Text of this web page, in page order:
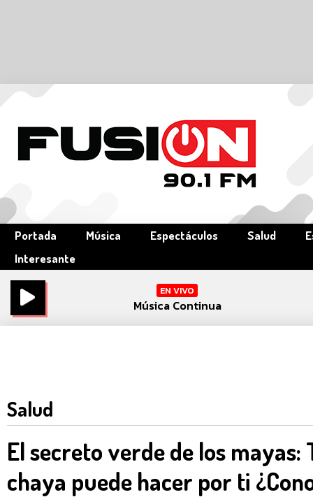
Portada Música Espectáculos Salud
Interesante
EN VIVO
Música Continua
Salud
El secreto verde de los mayas:
chaya puede hacer por ti